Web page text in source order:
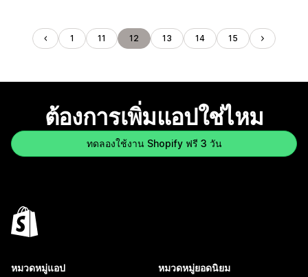
1 11 12 13 14 15
ต้องการเพิ่มแอปใช่ไหม
ทดลองใช้งาน Shopify ฟรี 3 วัน
หมวดหมู่แอป หมวดหมู่ยอดนิยม